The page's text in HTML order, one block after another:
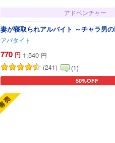
アドベンチャー
妻が寝取られアルバイト ～チャラ男
アパタイト
770 円 1,540 円
(241)
(1)
50%OFF
カートに追加